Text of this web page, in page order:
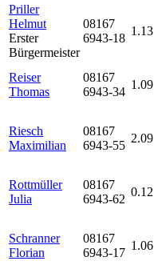
Priller
Helmut
Erster
Bürgermeister
08167
6943-18
1.13
Reiser
Thomas
08167
6943-34
1.09
Riesch
Maximilian
08167
6943-55
2.09
Rottmüller
Julia
08167
6943-62
0.12
Schranner
Florian
08167
6943-17
1.06